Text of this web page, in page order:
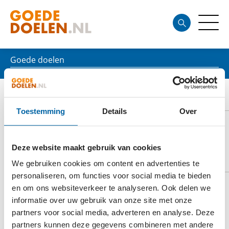
Toestemming Details Over
Deze website maakt gebruik van cookies
We gebruiken cookies om content en advertenties te
personaliseren, om functies voor social media te bieden
en om ons websiteverkeer te analyseren. Ook delen we
informatie over uw gebruik van onze site met onze
partners voor social media, adverteren en analyse. Deze
partners kunnen deze gegevens combineren met andere
Goede doelen
VITALISMAATJES
DOELSTELLING
Vitalis heeft als doelstelling het begeleiden van
kinderen in de leeftijd van 5 tot en met 18 jaar, die